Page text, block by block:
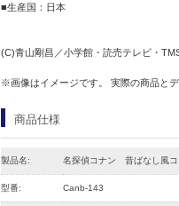
■生産国：日本
(C)青山剛昌／小学館・読売テレビ・
※画像はイメージです。 実際の商品と
商品仕様
製品名: 名探偵コナン 昔ばなし風
型番: Canb-143